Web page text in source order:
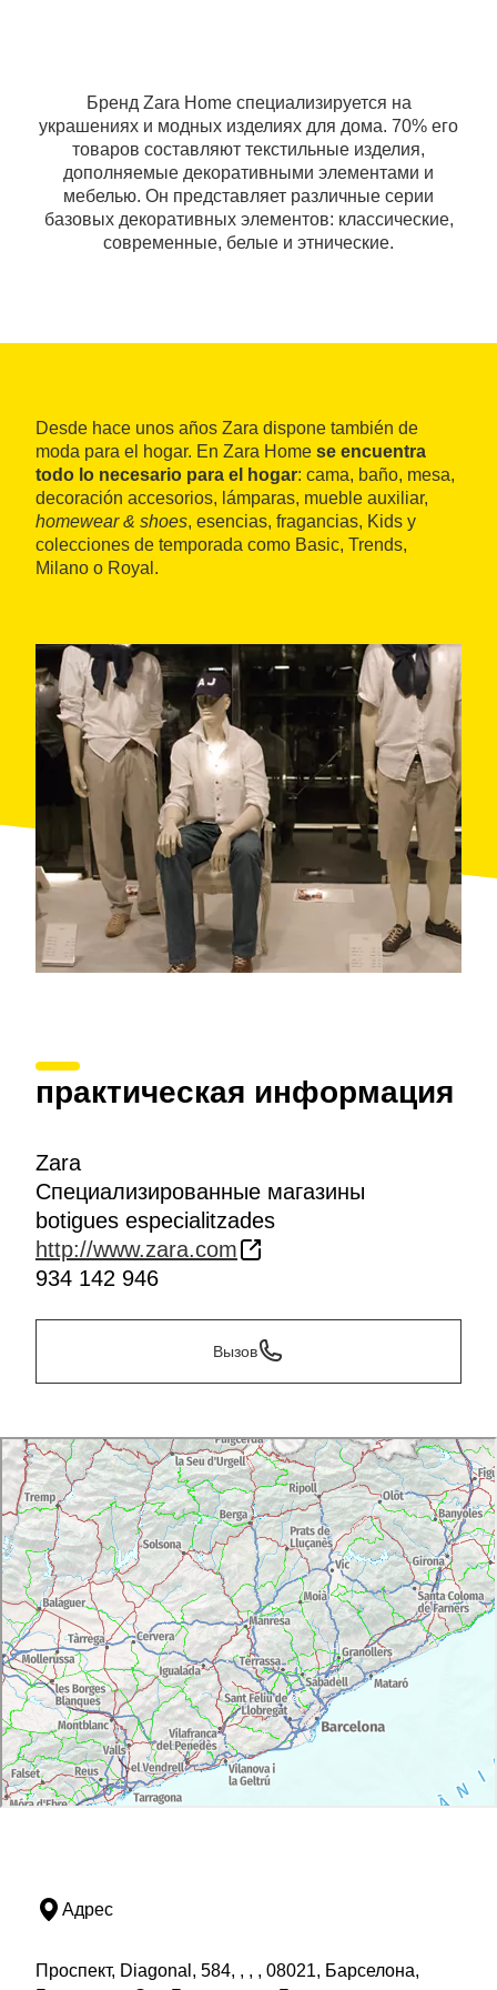
Бренд Zara Home специализируется на
украшениях и модных изделиях для дома. 70% его
товаров составляют текстильные изделия,
дополняемые декоративными элементами и
мебелью. Он представляет различные серии
базовых декоративных элементов: классические,
современные, белые и этнические.
Desde hace unos años Zara dispone también de
moda para el hogar. En Zara Home se encuentra
todo lo necesario para el hogar: cama, baño, mesa,
decoración accesorios, lámparas, mueble auxiliar,
homewear & shoes, esencias, fragancias, Kids y
colecciones de temporada como Basic, Trends,
Milano o Royal.
практическая информация
Zara
Специализированные магазины
botigues especialitzades
http://www.zara.com
934 142 946
Вызов
Адрес
Проспект, Diagonal, 584, , , , 08021, Барселона,